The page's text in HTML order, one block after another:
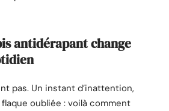
antidérapant change
pas. Un instant d’inattention,
oubliée : voilà comment